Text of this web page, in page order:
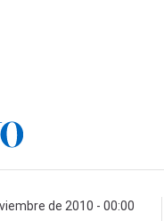
de 2010 - 00:00